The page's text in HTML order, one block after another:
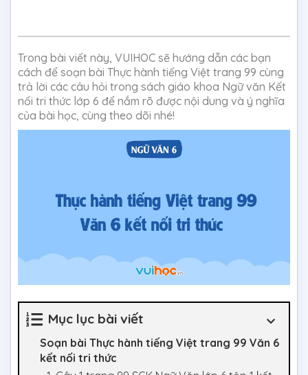
Trong bài viết này, VUIHOC sẽ hướng dẫn các bạn
cách để soạn bài Thực hành tiếng Việt trang 99 cùng
trả lời các câu hỏi trong sách giáo khoa Ngữ văn Kết
nối tri thức lớp 6 để nắm rõ được nội dung và ý nghĩa
của bài học, cùng theo dõi nhé!
Mục lục bài viết
Soạn bài Thực hành tiếng Việt trang 99 Văn 6
kết nối tri thức